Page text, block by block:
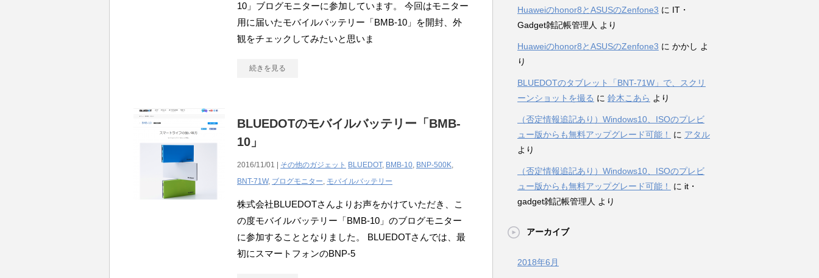
10」ブログモニターに参加しています。 今回はモニター
用に届いたモバイルバッテリー「BMB-10」を開封、外
観をチェックしてみたいと思いま
続きを見る
BLUEDOTのモバイルバッテリー「BMB-
10」
2016/11/01 | その他のガジェット BLUEDOT, BMB-10, BNP-500K,
BNT-71W, ブログモニター, モバイルバッテリー
株式会社BLUEDOTさんよりお声をかけていただき、こ
の度モバイルバッテリー「BMB-10」のブログモニター
に参加することとなりました。 BLUEDOTさんでは、最
初にスマートフォンのBNP-5
Huaweiのhonor8とASUSのZenfone3 に IT・
Gadget雑記帳管理人 より
Huaweiのhonor8とASUSのZenfone3 に かかし よ
り
BLUEDOTのタブレット「BNT-71W」で、スクリ
ーンショットを撮る に 鈴木こあら より
（否定情報追記あり）Windows10、ISOのプレビ
ュー版からも無料アップグレード可能！
に アタル
より
（否定情報追記あり）Windows10、ISOのプレビ
ュー版からも無料アップグレード可能！
に it・
gadget雑記帳管理人 より
アーカイブ
2018年6月